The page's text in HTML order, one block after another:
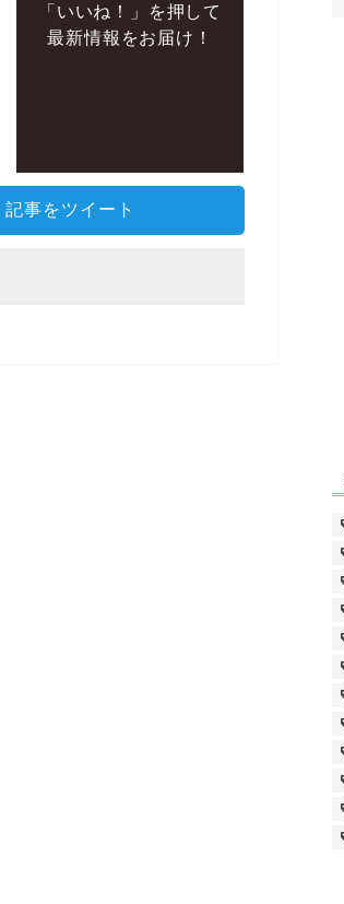
「いいね！」を押して
最新情報をお届け！
記事をツイート